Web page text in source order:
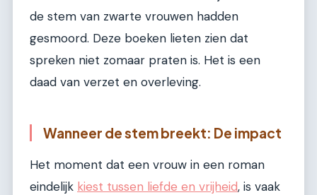
de stem van zwarte vrouwen hadden
gesmoord. Deze boeken lieten zien dat
spreken niet zomaar praten is. Het is een
daad van verzet en overleving.
Wanneer de stem breekt: De impact
Het moment dat een vrouw in een roman
eindelijk kiest tussen liefde en vrijheid, is vaak